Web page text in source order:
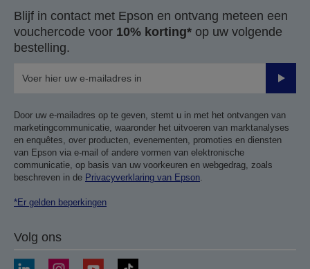
Blijf in contact met Epson en ontvang meteen een
vouchercode voor 10% korting* op uw volgende
bestelling.
Door uw e-mailadres op te geven, stemt u in met het ontvangen van
marketingcommunicatie, waaronder het uitvoeren van marktanalyses
en enquêtes, over producten, evenementen, promoties en diensten
van Epson via e-mail of andere vormen van elektronische
communicatie, op basis van uw voorkeuren en webgedrag, zoals
beschreven in de Privacyverklaring van Epson.
*Er gelden beperkingen
Volg ons